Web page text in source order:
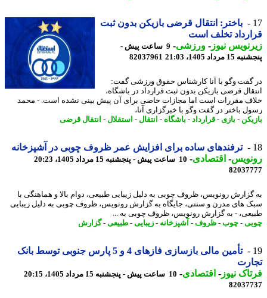
باختر: انتقال قرضی بازیکن بدون ثبت
تخلف است
نیوز-ورزشی-
9 ساعت پیش -
1405، 21:03
82037961
وگو با آنا کارشناس حقوق ورزشی گفت:
قرضی بازیکن بدون ثبت قرارداد در باشگاه،
مقررات است اما مجازات خاصی برای آن پیش بینی نشده است. - محمد
باختر در گفت وگو با خبرگزاری آنا،
-بازی - قرارداد -باشگاه-انتقال-استقلال-انتقال قرضی
ترفندهای ساده برای افزایش عمر ظروف چوبی در آشپزخانه
-اقتصادی-10 ساعت پیش - پنجشنبه 15 مرداد 1405، 20:23
رونویس، ظروف چوبی به دلیل زیبایی طبیعی، دوام بالا و هماهنگی با
های مدرن و سنتی، جایگاه به گزارش رونویس، ظروف چوبی به دلیل زیبایی
- به گزارش رونویس، ظروف چوبی به ...
-چوب-ظروف-آشپزخانه -زیبایی-طبیعی-گزارش
تأمین مالی بازسازی فازهای 4 و 5 پارس جنوبی توسط بانک
نیوز-اقتصادی-10 ساعت پیش - پنجشنبه 15 مرداد 1405، 20:15